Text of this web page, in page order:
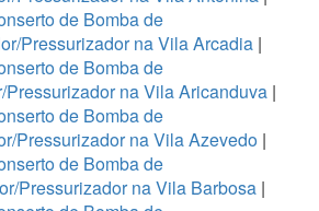
de Bomba de
Pressurizador na Vila Arcadia |
de Bomba de
na Vila Aricanduva |
de Bomba de
Pressurizador na Vila Azevedo |
de Bomba de
Pressurizador na Vila Barbosa|